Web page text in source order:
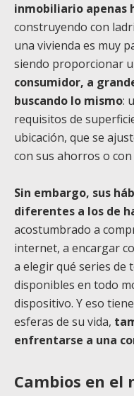
inmobiliario apenas
construyendo con
una vivienda es muy
siendo proporcionar
consumidor, a
buscando lo mismo:
requisitos de
ubicación, que se
con sus ahorros o
Sin embargo, sus
diferentes a los de
acostumbrado a
internet, a encargar
a elegir qué series de
disponibles en todo
dispositivo. Y eso
esferas de su vida,
enfrentarse a una
Cambios en